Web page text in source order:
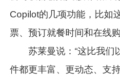
Copilot的几项功能，比如
票、预订就餐时间和在线购
苏莱曼说：“这比我们
件都更丰富、更动态、支